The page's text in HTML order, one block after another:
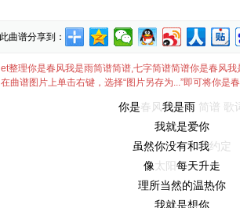
曲谱分享到：
整理你是春风我是雨简谱简谱,七字简谱简谱你是春风我
在曲谱图片上单击右键，选择“图片另存为...”即可将你是
你是春风我是雨 简谱
歌
我就是爱你
虽然你没有和我约定
像太阳每天升走
理所当然的温热你
我就是想你